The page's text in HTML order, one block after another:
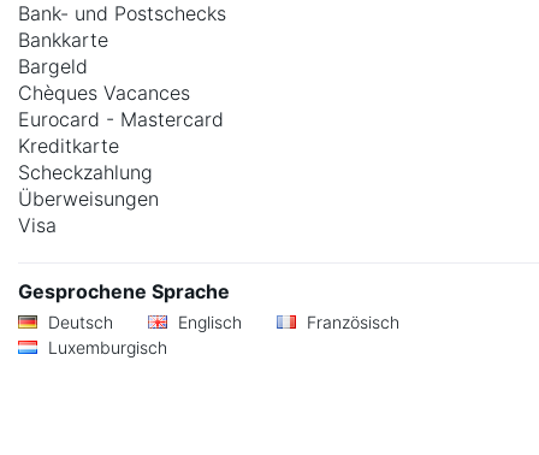
Bank- und Postschecks
Bankkarte
Bargeld
Chèques Vacances
Eurocard - Mastercard
Kreditkarte
Scheckzahlung
Überweisungen
Visa
Gesprochene Sprache
Deutsch Englisch
Französisch
Luxemburgisch